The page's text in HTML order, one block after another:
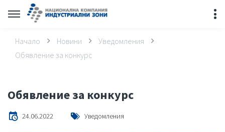
Начало Новини
Уведомления
Обявление за конкурс
Обявление за конкурс
24.06.2022 Уведомления